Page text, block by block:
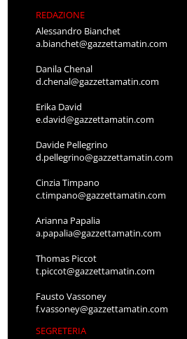
REDAZIONE
Alessandro Bianchet
a.bianchet@gazzettamatin.com
Danila Chenal
d.chenal@gazzettamatin.com
Erika David
e.david@gazzettamatin.com
Davide Pellegrino
d.pellegrino@gazzettamatin.com
Cinzia Timpano
c.timpano@gazzettamatin.com
Arianna Papalia
a.papalia@gazzettamatin.com
Thomas Piccot
t.piccot@gazzettamatin.com
Fausto Vassoney
f.vassoney@gazzettamatin.com
SEGRETERIA